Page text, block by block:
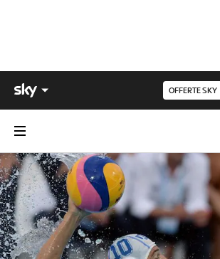
OFFERTE SKY